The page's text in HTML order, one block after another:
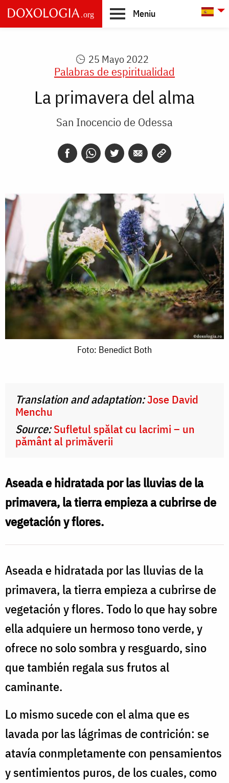
Skip to main content
Meniu
25 Mayo 2022
Palabras de espiritualidad
La primavera del alma
San Inocencio de Odessa
Foto: Benedict Both
Translation and adaptation:Jose David
Menchu
Source:Sufletul spălat cu lacrimi – un
pământ al primăverii
Aseada e hidratada por las lluvias de la
primavera, la tierra empieza a cubrirse de
vegetación y flores.
Aseada e hidratada por las lluvias de la
primavera, la tierra empieza a cubrirse de
vegetación y flores. Todo lo que hay sobre
ella adquiere un hermoso tono verde, y
ofrece no solo sombra y resguardo, sino
que también regala sus frutos al
caminante.
Lo mismo sucede con el alma que es
lavada por las lágrimas de contrición: se
atavía conmpletamente con pensamientos
y sentimientos puros, de los cuales, como